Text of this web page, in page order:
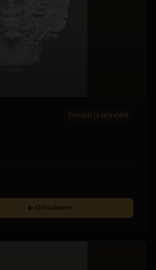
Pylväät ja pilasterit
Ostoskoriin